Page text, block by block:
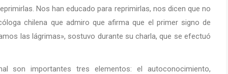
Nos han educado para reprimirlas, nos dicen que no
chilena que admiro que afirma que el primer signo de
las lágrimas», sostuvo durante su charla, que se efectuó
son importantes tres elementos: el autoconocimiento,